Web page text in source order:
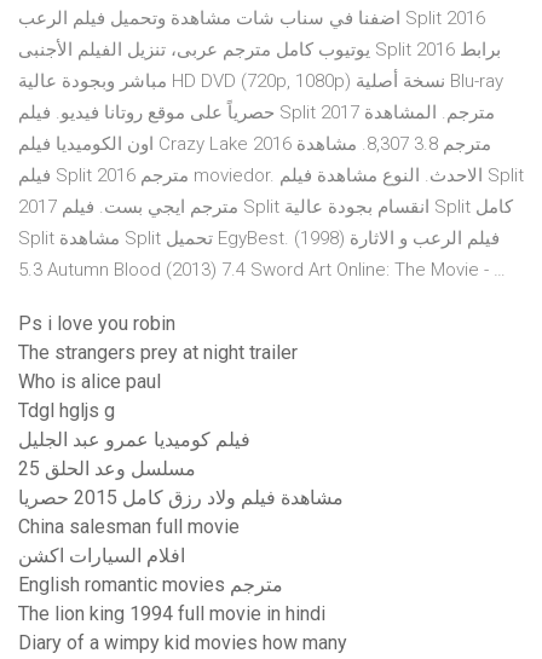
اضفنا في سناب شات مشاهدة وتحميل فيلم الرعب Split 2016
يوتيوب كامل مترجم عربى، تنزيل الفيلم الأجنبى Split 2016 برابط
مباشر وبجودة عالية HD DVD (720p, 1080p) نسخة أصلية Blu-ray
حصرياً على موقع روتانا فيديو. فيلم Split 2017 مترجم. المشاهدة
اون الكوميديا فيلم Crazy Lake 2016 مترجم 3.8 8,307. مشاهدة
فيلم Split 2016 مترجم moviedor. الاحدث. النوع مشاهدة فيلم Split
2017 مترجم ايجي بست. فيلم Split انقسام بجودة عالية Split كامل
Split مشاهدة Split تحميل EgyBest. فيلم الرعب و الاثارة (1998)
5.3 Autumn Blood (2013) 7.4 Sword Art Online: The Movie - …
Ps i love you robin
The strangers prey at night trailer
Who is alice paul
Tdgl hgljs g
فيلم كوميديا عمرو عبد الجليل
مسلسل وعد الحلق 25
مشاهدة فيلم ولاد رزق كامل 2015 حصريا
China salesman full movie
افلام السيارات اكشن
English romantic movies مترجم
The lion king 1994 full movie in hindi
Diary of a wimpy kid movies how many